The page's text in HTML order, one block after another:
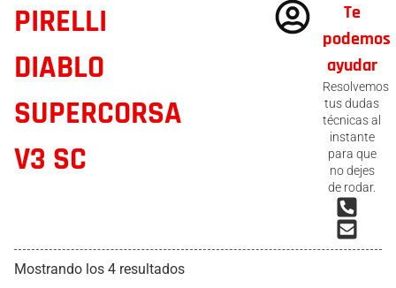
PIRELLI
DIABLO
SUPERCORSA
V3 SC
Te
podemos
ayudar
Resolvemos
tus dudas
técnicas al
instante
para que
no dejes
de rodar.
Mostrando los 4 resultados